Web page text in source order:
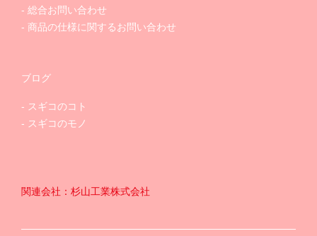
総合お問い合わせ
商品の仕様に関するお問い合わせ
ブログ
スギコのコト
スギコのモノ
関連会社：杉山工業株式会社